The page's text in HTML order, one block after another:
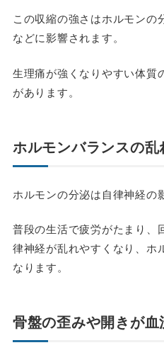
この収縮の強さはホルモンの
などに影響されます。
生理痛が強くなりやすい体質
があります。
ホルモンバランスの
ホルモンの分泌は自律神経の
普段の生活で疲労がたまり、
律神経が乱れやすくなり、ホ
なります。
骨盤の歪みや開きが血